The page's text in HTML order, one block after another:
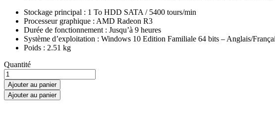
Stockage principal : 1 To HDD SATA / 5400 tours/min
Processeur graphique : AMD Radeon R3
Durée de fonctionnement : Jusqu’à 9 heures
Système d’exploitation : Windows 10 Edition Familiale 64 bits – Anglais/
Poids : 2.51 kg
HP
PC
Portable
17-
ca0060nf
Quantité
Ajouter au panier
Ajouter au panier